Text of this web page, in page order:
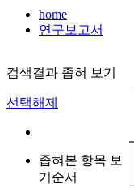
home
연구보고서
검색결과 좁혀 보기
선택해제
좁혀본 항목 보
기순서